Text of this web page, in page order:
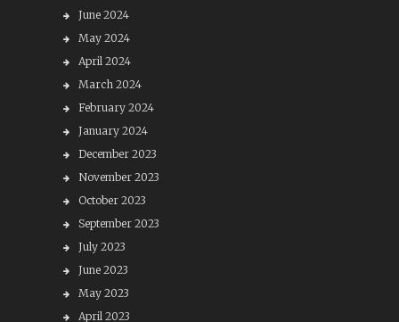
June 2024
May 2024
April 2024
March 2024
February 2024
January 2024
December 2023
November 2023
October 2023
September 2023
July 2023
June 2023
May 2023
April 2023